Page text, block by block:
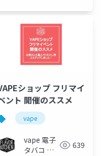
ショップ フリマイ
ント 開催のススメ
vape
vape 電子
タバコ 専
639